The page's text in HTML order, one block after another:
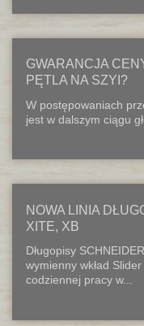
GWARANCJA
PĘTLA NA SZYI?
W postępowaniach
jest w dalszym ciągu
NOWA LINIA
XITE, XB
Długopisy
wymienny wkład
codziennej pracy w...